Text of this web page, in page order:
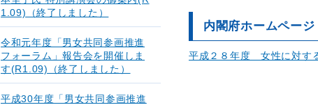
内閣府ホームページ
平成２８年度 女性に対す
1.09)（終了しました）
令和元年度「男女共同参画推進
フォーラム」報告会を開催しま
す(R1.09)（終了しました）
平成30年度「男女共同参画推進